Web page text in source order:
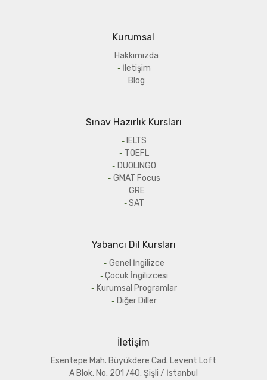
Kurumsal
Hakkımızda
İletişim
Blog
Sınav Hazırlık Kursları
IELTS
TOEFL
DUOLINGO
GMAT Focus
GRE
SAT
Yabancı Dil Kursları
Genel İngilizce
Çocuk İngilizcesi
Kurumsal Programlar
Diğer Diller
İletişim
Esentepe Mah. Büyükdere Cad. Levent Loft
A Blok. No: 201 /40. Şişli / İstanbul